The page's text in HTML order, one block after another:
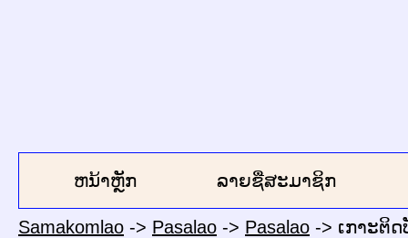
ຫນ້າຫຼັກ ລາຍຊື່ສະມາຊິກ
Samakomlao -> Pasalao -> Pasalao -> ເກາະຕິ